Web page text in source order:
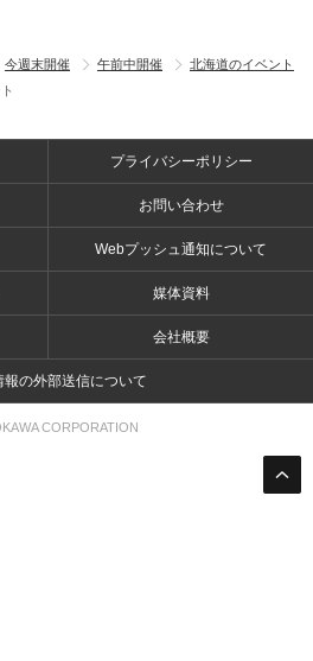
今週末開催 午前中開催
北海道のイベント
プライバシーポリシー
お問い合わせ
Webプッシュ通知について
媒体資料
会社概要
報の外部送信について
CORPORATION